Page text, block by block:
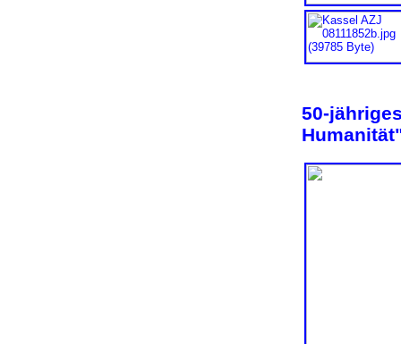
50-